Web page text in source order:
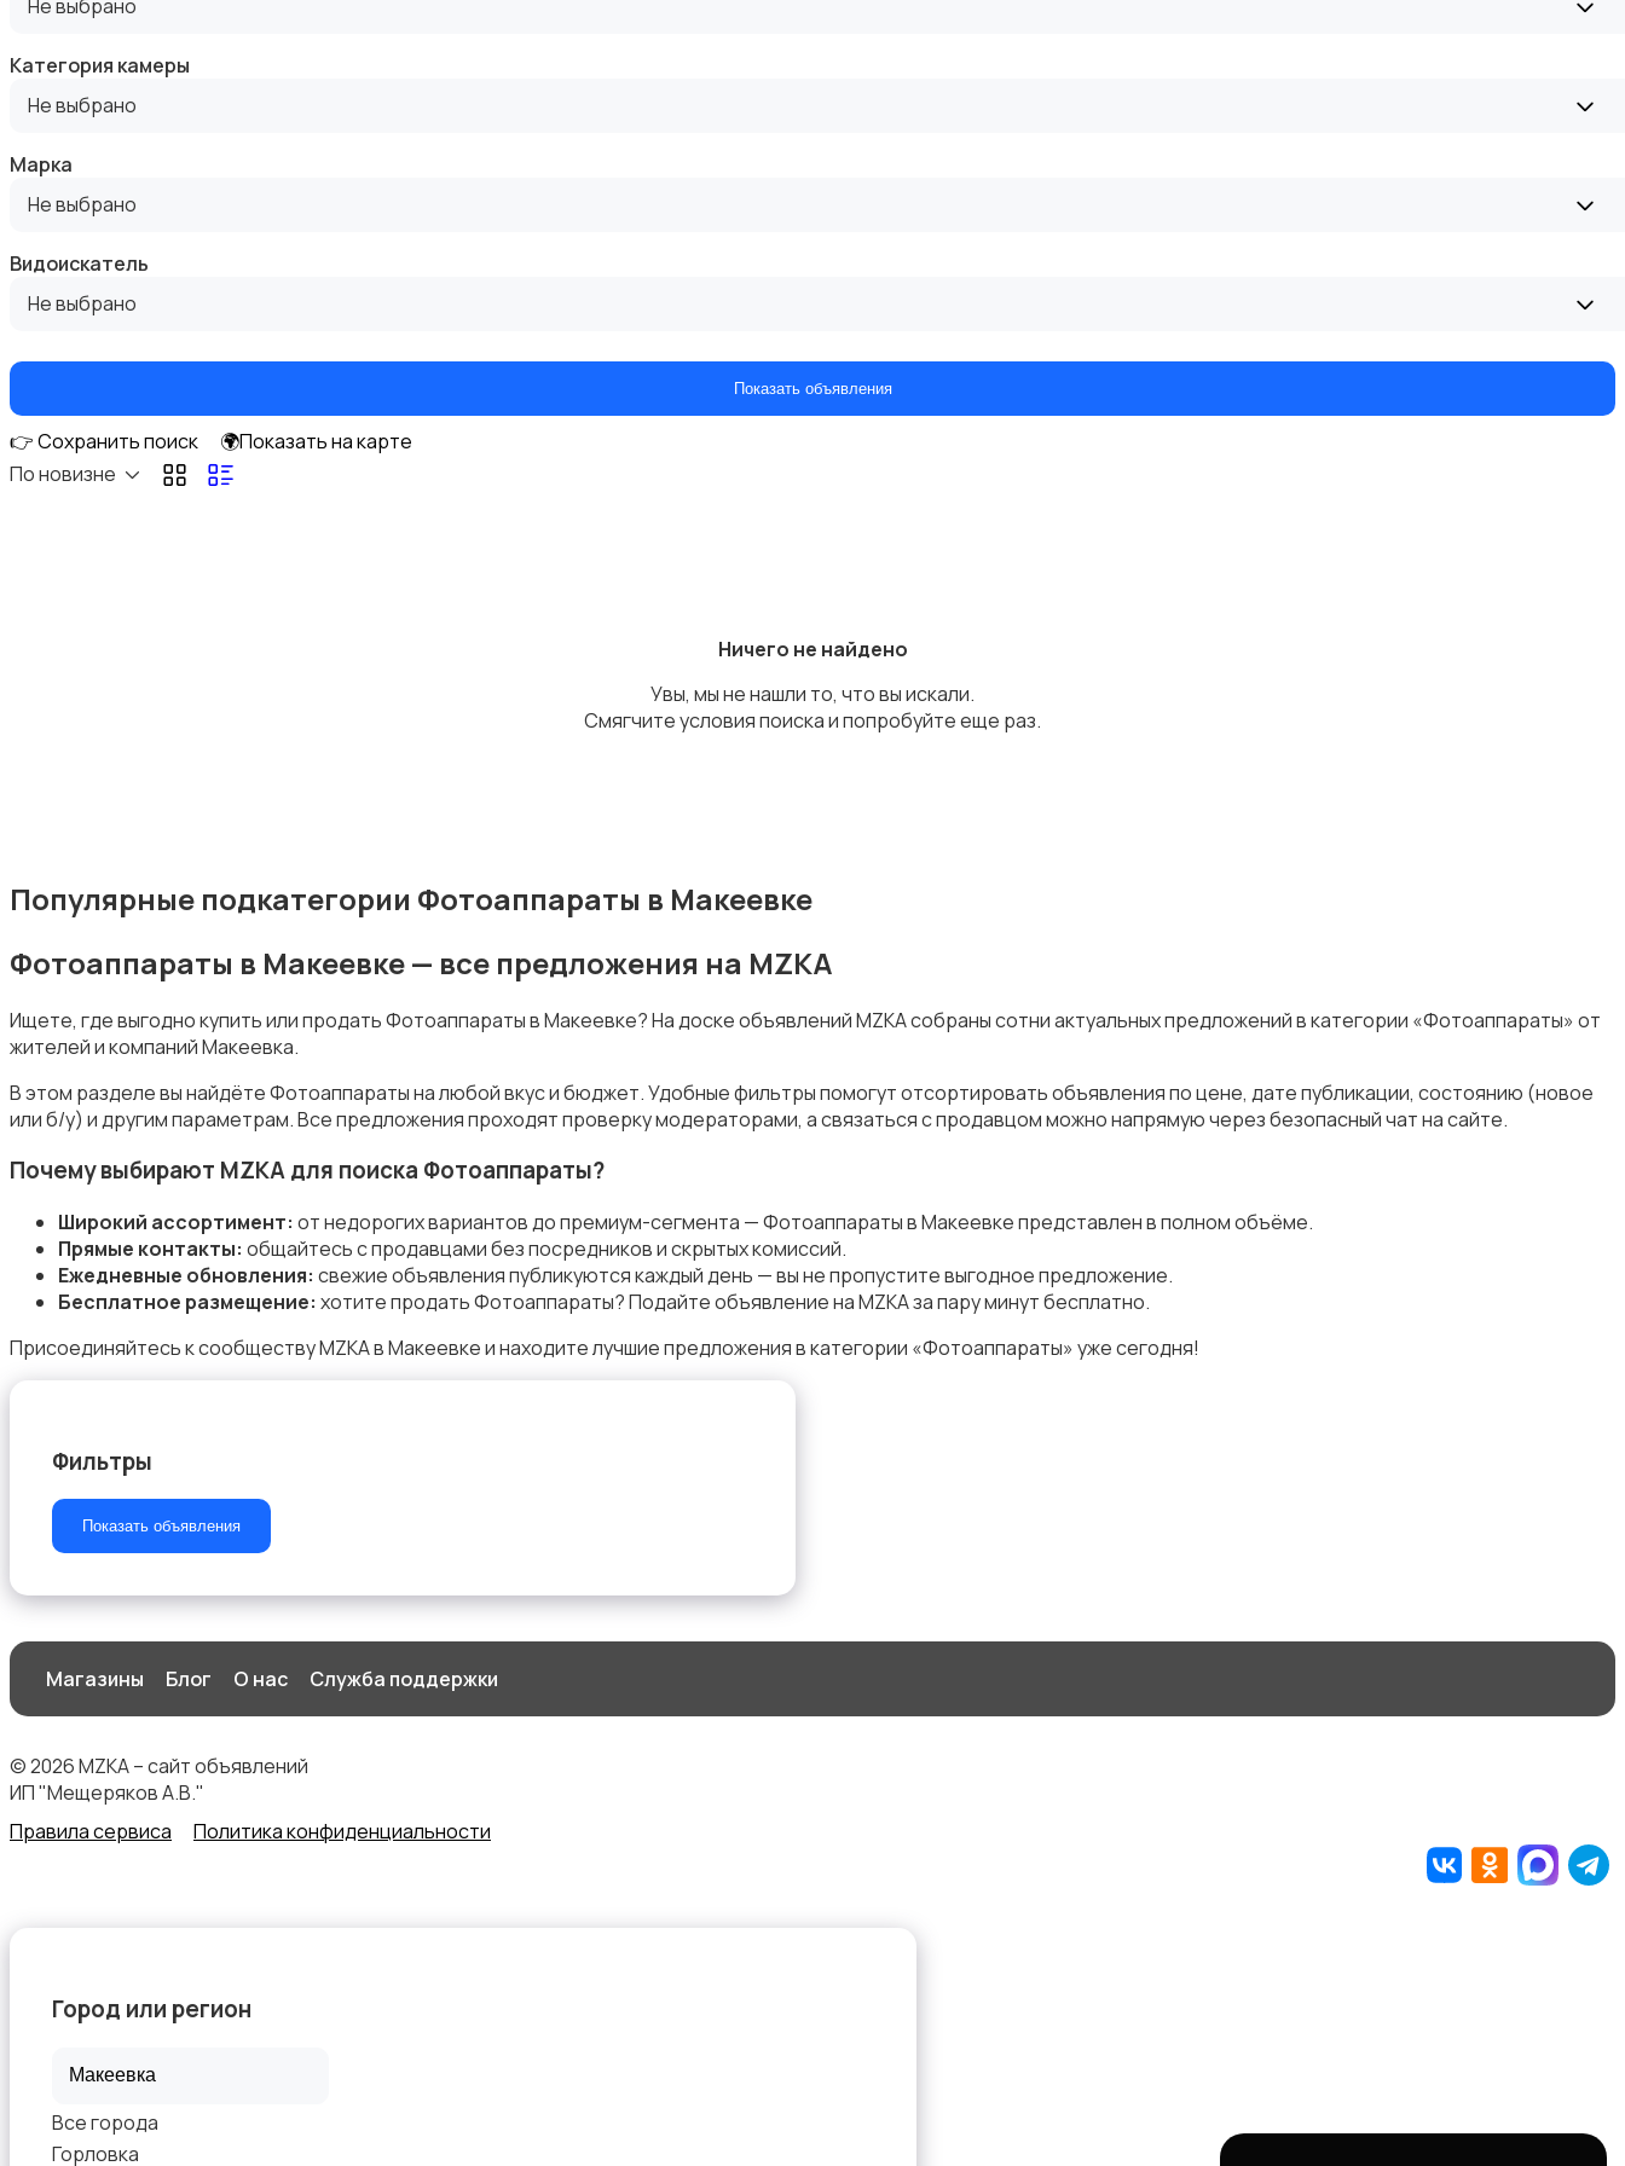
Фотовспышки
Компактные фотопринтеры
Бинокли и оптические приборы
Не выбрано
Категория камеры
Не выбрано
Марка
Не выбрано
Видоискатель
Не выбрано
Показать объявления
👉 Сохранить поиск
🌍Показать на карте
По новизне
Ничего не найдено
Увы, мы не нашли то, что вы искали.
Смягчите условия поиска и попробуйте еще раз.
Популярные подкатегории Фотоаппараты в Макеевке
Фотоаппараты в Макеевке — все предложения на MZKA
Ищете, где выгодно купить или продать Фотоаппараты в Макеевке? На доске объявлений MZKA собраны сотни актуальных предложений в категории «Фотоаппараты» от
жителей и компаний Макеевка.
В этом разделе вы найдёте Фотоаппараты на любой вкус и бюджет. Удобные фильтры помогут отсортировать объявления по цене, дате публикации, состоянию (новое
или б/у) и другим параметрам. Все предложения проходят проверку модераторами, а связаться с продавцом можно напрямую через безопасный чат на сайте.
Почему выбирают MZKA для поиска Фотоаппараты?
Широкий ассортимент: от недорогих вариантов до премиум-сегмента — Фотоаппараты в Макеевке представлен в полном объёме.
Прямые контакты: общайтесь с продавцами без посредников и скрытых комиссий.
Ежедневные обновления: свежие объявления публикуются каждый день — вы не пропустите выгодное предложение.
Бесплатное размещение: хотите продать Фотоаппараты? Подайте объявление на MZKA за пару минут бесплатно.
Присоединяйтесь к сообществу MZKA в Макеевке и находите лучшие предложения в категории «Фотоаппараты» уже сегодня!
Фильтры
Показать объявления
Магазины Блог О нас Служба поддержки
© 2026 MZKA – сайт объявлений
ИП "Мещеряков А.В."
Правила сервиса
Политика конфиденциальности
Город или регион
Все города
Горловка